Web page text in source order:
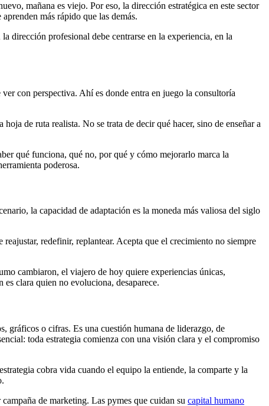
mañana es viejo. Por eso, la dirección estratégica en este sector
más rápido que las demás.
dirección profesional debe centrarse en la experiencia, en la
con perspectiva. Ahí es donde entra en juego la consultoría
de ruta realista. No se trata de decir qué hacer, sino de enseñar a
qué funciona, qué no, por qué y cómo mejorarlo marca la
poderosa.
la capacidad de adaptación es la moneda más valiosa del siglo
redefinir, replantear. Acepta que el crecimiento no siempre
cambiaron, el viajero de hoy quiere experiencias únicas,
es clara quien no evoluciona, desaparece.
gráficos o cifras. Es una cuestión humana de liderazgo, de
toda estrategia comienza con una visión clara y el compromiso
cobra vida cuando el equipo la entiende, la comparte y la
de marketing. Las pymes que cuidan su capital humano